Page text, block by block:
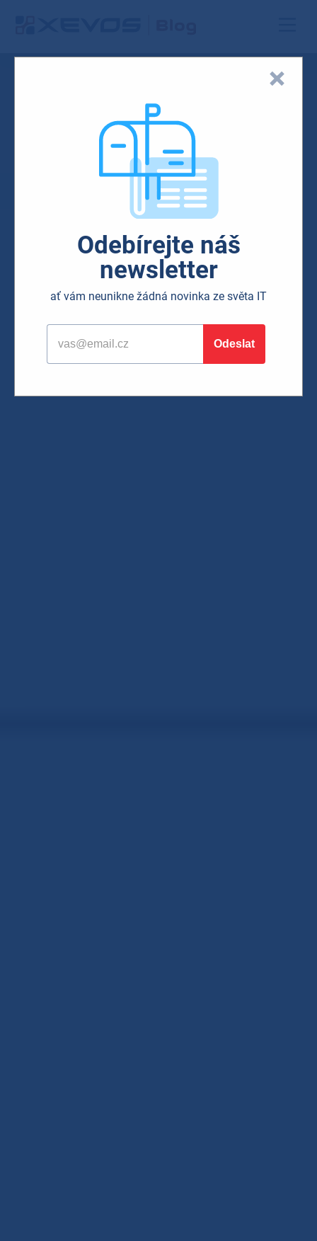
Odebírejte náš
newsletter
ať vám neunikne žádná novinka ze světa IT